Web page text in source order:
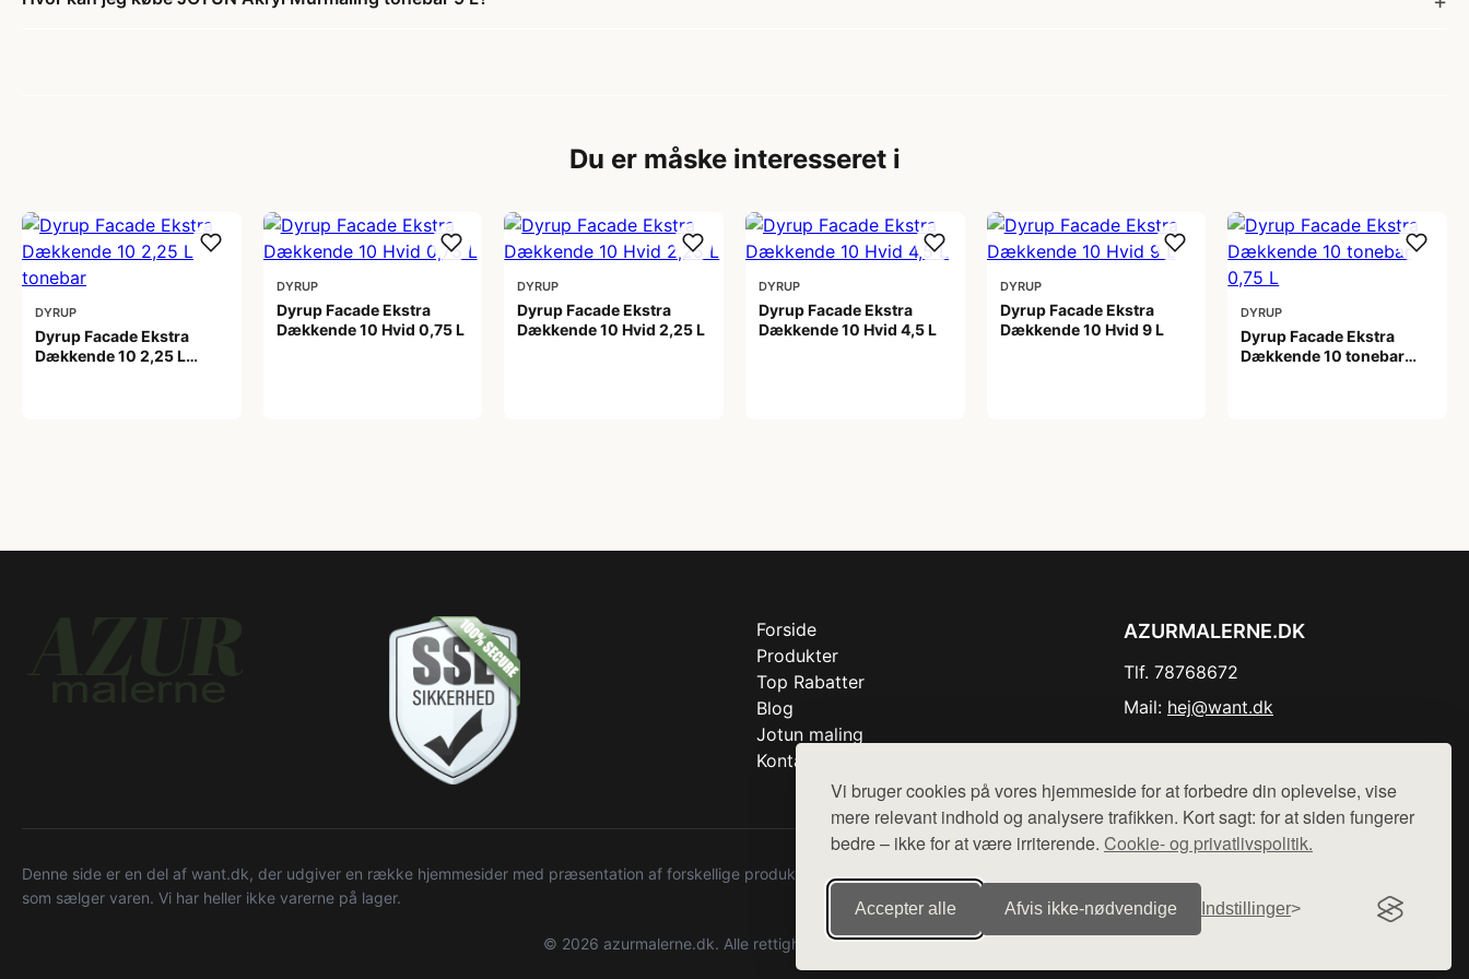
Vi bruger cookies på vores hjemmeside for at forbedre din oplevelse, vise
mere relevant indhold og analysere trafikken. Kort sagt: for at siden fungerer
bedre – ikke for at være irriterende. Cookie- og privatlivspolitik.
Accepter alle Afvis ikke‑nødvendige Indstillinger
Du er måske interesseret i
DYRUP
Dyrup Facade Ekstra
Dækkende 10 2,25 L
DYRUP
Dyrup Facade Ekstra
Dækkende 10 Hvid 0,75 L
DYRUP
Dyrup Facade Ekstra
Dækkende 10 Hvid 2,25 L
DYRUP
Dyrup Facade Ekstra
Dækkende 10 Hvid 4,5 L
DYRUP
Dyrup Facade Ekstra
Dækkende 10 Hvid 9 L
DYRUP
Dyrup Facade Ekstra
Dækkende 10 tonebar
Forside
Produkter
Top Rabatter
Blog
Jotun maling
Kontakt
AZURMALERNE.DK
Tlf. 78768672
Mail: hej@want.dk
Denne side er en del af want.dk, der udgiver en række hjemmesider med præsentation af forskellige produkter fra diverse webshops. Der sælges ikke varer fra denne side - vi henviser til de shops,
som sælger varen. Vi har heller ikke varerne på lager.
© 2026 azurmalerne.dk. Alle rettigheder forbeholdes.